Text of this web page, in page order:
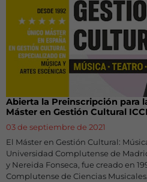
Abierta la Preinscripción para
Máster en Gestión Cultural
03 de septiembre de 2021
El Máster en Gestión Cultural:
Universidad Complutense de
y Nereida Fonseca, fue creado en
Complutense de Ciencias Musicales.